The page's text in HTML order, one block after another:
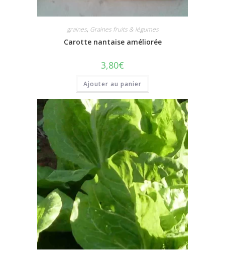
graines, Graines fruits & légumes
Carotte nantaise améliorée
3,80€
Ajouter au panier